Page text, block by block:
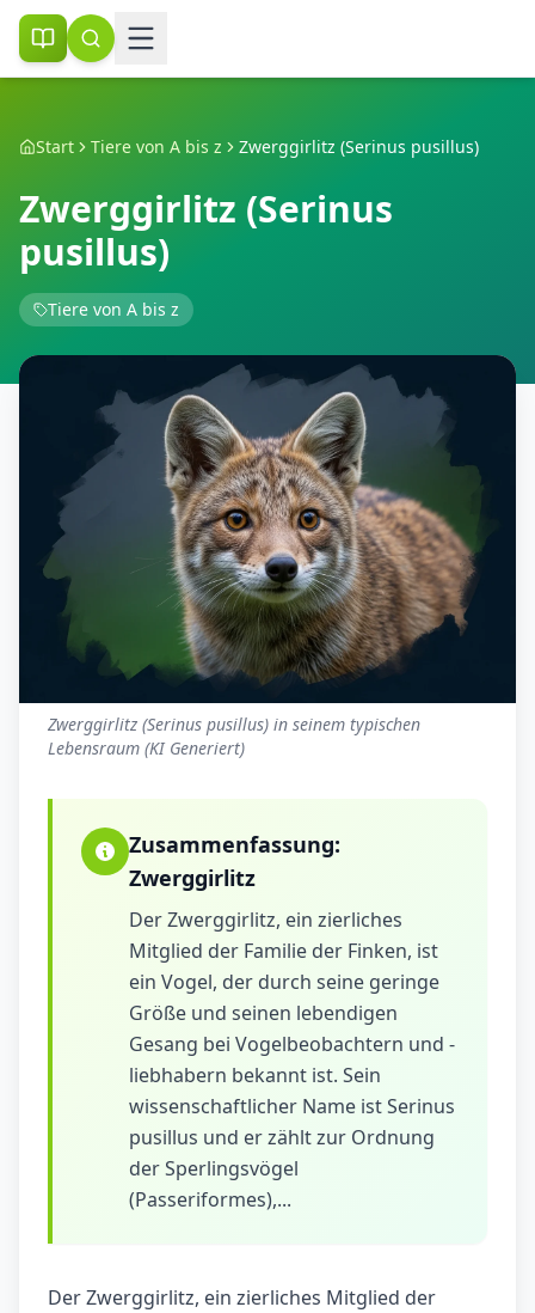
Start Tiere von A bis z Zwerggirlitz (Serinus pusillus)
Zwerggirlitz (Serinus
pusillus)
Tiere von A bis z
Zwerggirlitz (Serinus pusillus) in seinem typischen
Lebensraum (KI Generiert)
Zusammenfassung:
Zwerggirlitz
Der Zwerggirlitz, ein zierliches
Mitglied der Familie der Finken, ist
ein Vogel, der durch seine geringe
Größe und seinen lebendigen
Gesang bei Vogelbeobachtern und -
liebhabern bekannt ist. Sein
wissenschaftlicher Name ist Serinus
pusillus und er zählt zur Ordnung
der Sperlingsvögel
(Passeriformes),...
Der Zwerggirlitz, ein zierliches Mitglied der